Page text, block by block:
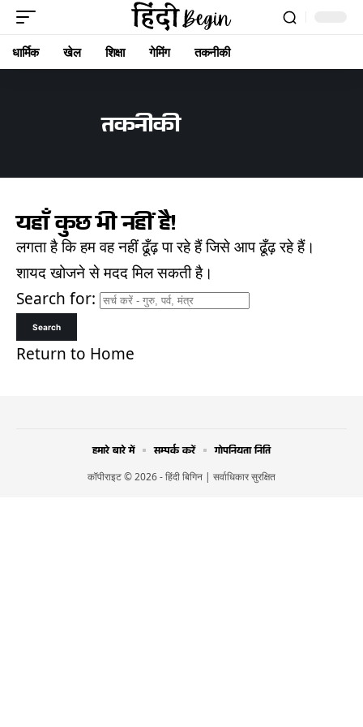
धार्मिक खेल शिक्षा गेमिंग तकनीकी
तकनीकी
यहाँ कुछ भी नहीं है!
लगता है कि हम वह नहीं ढूँढ़ पा रहे हैं जिसे आप ढूँढ़ रहे हैं।
शायद खोजने से मदद मिल सकती है।
Search for:
Return to Home
कॉपीराइट © 2026 - हिंदी बिगिन | सर्वाधिकार सुरक्षित
हमारे बारे में सम्पर्क करें गोपनियता निति